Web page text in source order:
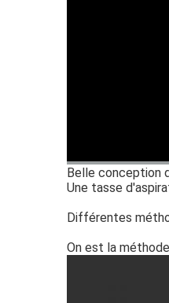
Belle conception
Une tasse
Différentes
On est la